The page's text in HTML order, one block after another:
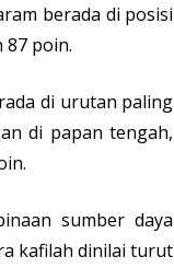
berada di posisi
87 poin.
di urutan paling
di papan tengah,
sumber daya
kafilah dinilai turut